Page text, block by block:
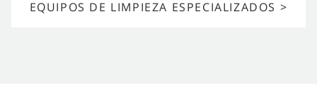
EQUIPOS DE LIMPIEZA ESPECIALIZADOS >